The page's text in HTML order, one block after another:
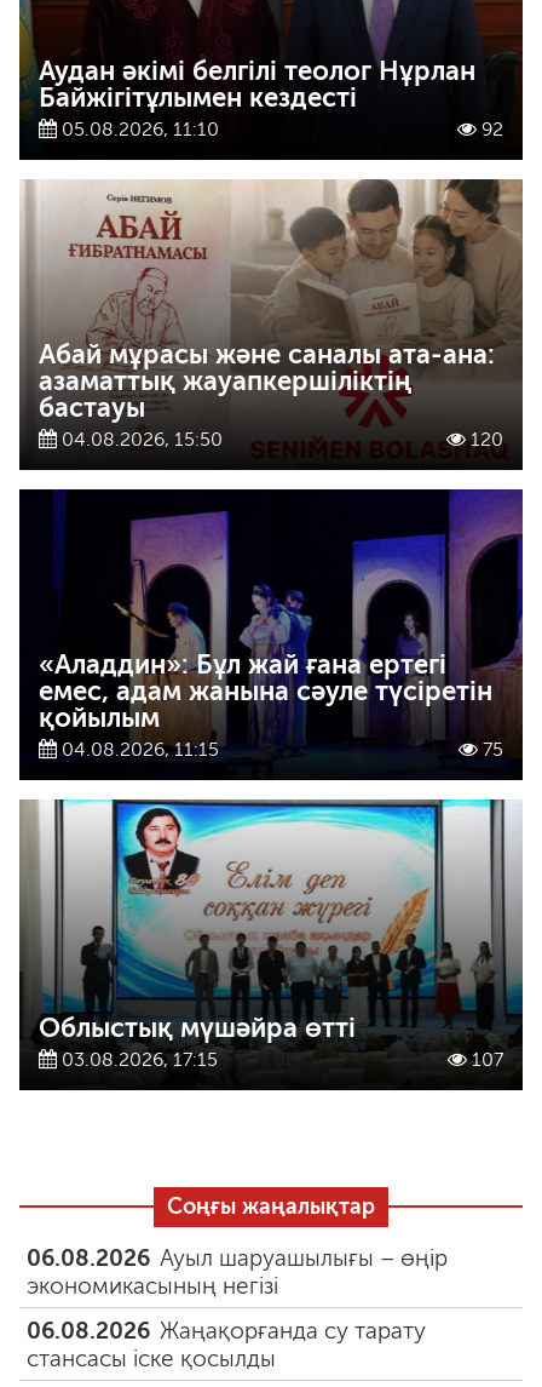
Аудан әкімі белгілі теолог Нұрлан
Байжігітұлымен кездесті
05.08.2026, 11:10 92
Абай мұрасы және саналы ата-ана:
азаматтық жауапкершіліктің
бастауы
04.08.2026, 15:50 120
«Аладдин»: Бұл жай ғана ертегі
емес, адам жанына сәуле түсіретін
қойылым
04.08.2026, 11:15 75
Облыстық мүшәйра өтті
03.08.2026, 17:15 107
Соңғы жаңалықтар
06.08.2026 Ауыл шаруашылығы – өңір
экономикасының негізі
06.08.2026 Жаңақорғанда су тарату
стансасы іске қосылды